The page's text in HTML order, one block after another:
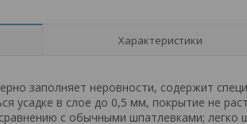
Характеристики
заполняет неровности, содержит
усадке в слое до 0,5 мм, покрытие не
с обычными шпатлевками; легко